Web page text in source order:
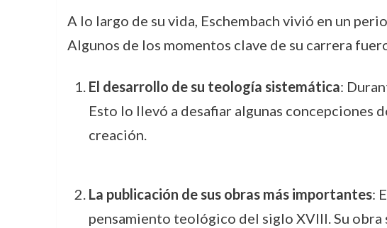
A lo largo de su vida, Eschembach vivió en un
Algunos de los momentos clave de su carrera
El desarrollo de su teología sistemática:
Esto lo llevó a desafiar algunas concepciones
creación.
La publicación de sus obras más importantes:
pensamiento teológico del siglo XVIII. Su